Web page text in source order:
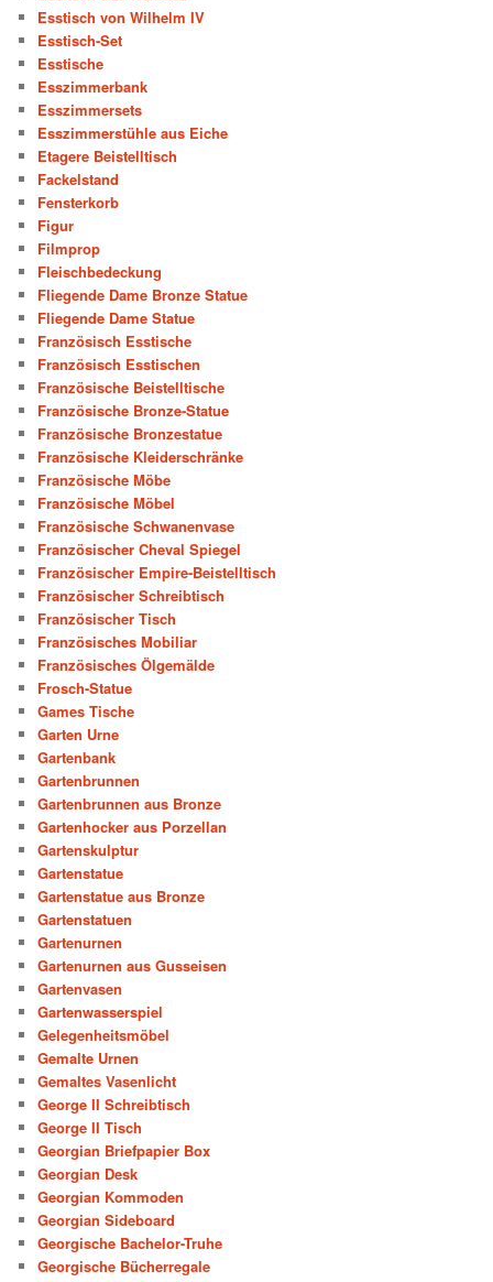
Esstisch von Wilhelm IV
Esstisch-Set
Esstische
Esszimmerbank
Esszimmersets
Esszimmerstühle aus Eiche
Etagere Beistelltisch
Fackelstand
Fensterkorb
Figur
Filmprop
Fleischbedeckung
Fliegende Dame Bronze Statue
Fliegende Dame Statue
Französisch Esstische
Französisch Esstischen
Französische Beistelltische
Französische Bronze-Statue
Französische Bronzestatue
Französische Kleiderschränke
Französische Möbe
Französische Möbel
Französische Schwanenvase
Französischer Cheval Spiegel
Französischer Empire-Beistelltisch
Französischer Schreibtisch
Französischer Tisch
Französisches Mobiliar
Französisches Ölgemälde
Frosch-Statue
Games Tische
Garten Urne
Gartenbank
Gartenbrunnen
Gartenbrunnen aus Bronze
Gartenhocker aus Porzellan
Gartenskulptur
Gartenstatue
Gartenstatue aus Bronze
Gartenstatuen
Gartenurnen
Gartenurnen aus Gusseisen
Gartenvasen
Gartenwasserspiel
Gelegenheitsmöbel
Gemalte Urnen
Gemaltes Vasenlicht
George II Schreibtisch
George II Tisch
Georgian Briefpapier Box
Georgian Desk
Georgian Kommoden
Georgian Sideboard
Georgische Bachelor-Truhe
Georgische Bücherregale